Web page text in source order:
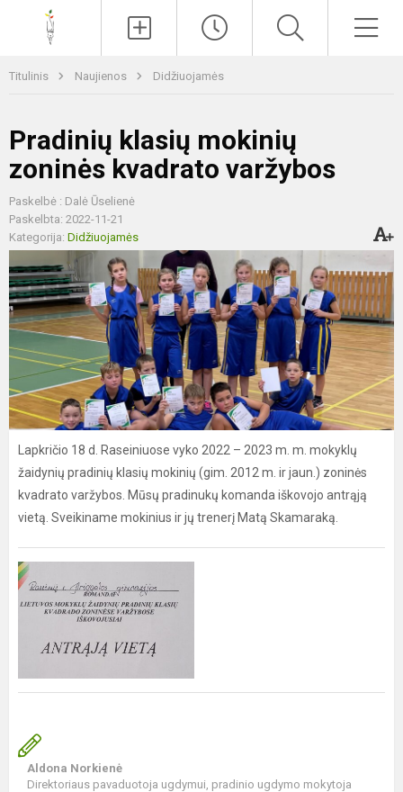
Titulinis Naujienos Didžiuojamės
Pradinių klasių mokinių
zoninės kvadrato varžybos
Paskelbė : Dalė Ūselienė
Paskelbta: 2022-11-21
Kategorija: Didžiuojamės
Lapkričio 18 d. Raseiniuose vyko 2022 – 2023 m. m. mokyklų
žaidynių pradinių klasių mokinių (gim. 2012 m. ir jaun.) zoninės
kvadrato varžybos. Mūsų pradinukų komanda iškovojo antrąją
vietą. Sveikiname mokinius ir jų trenerį Matą Skamaraką.
Aldona Norkienė
Direktoriaus pavaduotoja ugdymui, pradinio ugdymo mokytoja